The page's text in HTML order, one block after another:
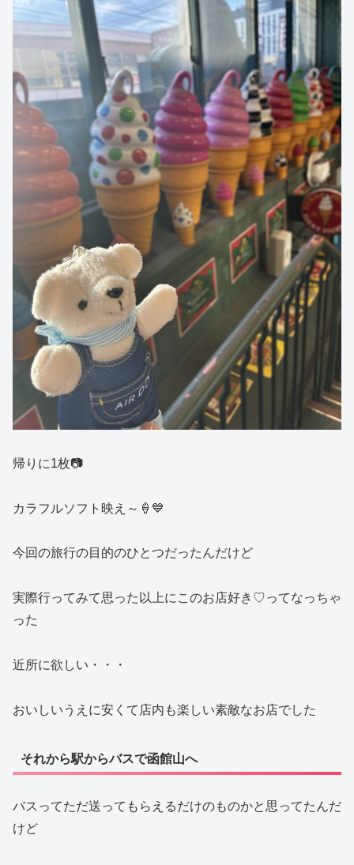
帰りに1枚📷
カラフルソフト映え～🍦💙
今回の旅行の目的のひとつだったんだけど
実際行ってみて思った以上にこのお店好き♡ってなっちゃ
った
近所に欲しい・・・
おいしいうえに安くて店内も楽しい素敵なお店でした
それから駅からバスで函館山へ
バスってただ送ってもらえるだけのものかと思ってたんだ
けど